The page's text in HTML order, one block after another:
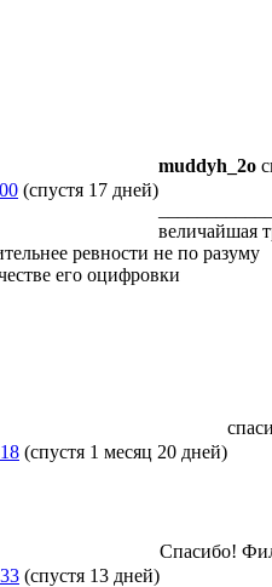
(спустя 17 дней)
muddyh_2o
величайшая
ревности не по разуму
его оцифровки
(спустя 1 месяц 20 дней)
(спустя 13 дней)
Спасибо!